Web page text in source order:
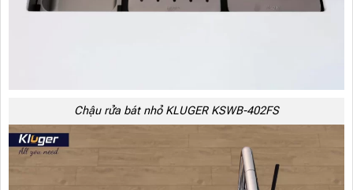
Chậu rửa bát nhỏ KLUGER KSWB-402FS